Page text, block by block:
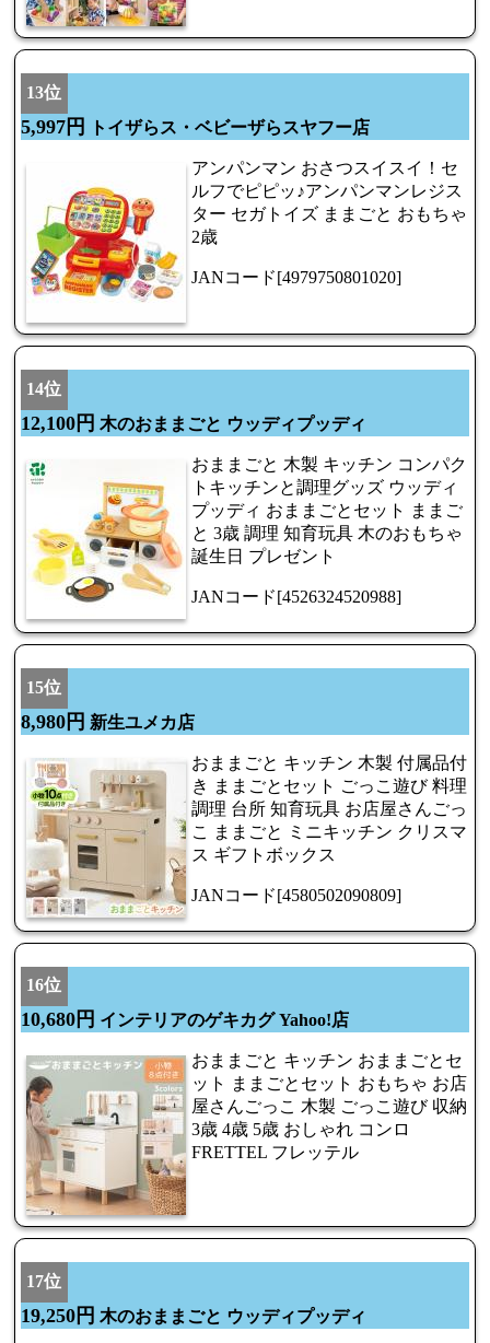
13位
5,997円 トイザらス・ベビーザらスヤフー店
アンパンマン おさつスイスイ！セ
ルフでピピッ♪アンパンマンレジス
ター セガトイズ ままごと おもちゃ
2歳
JANコード[4979750801020]
14位
12,100円 木のおままごと ウッディプッディ
おままごと 木製 キッチン コンパク
トキッチンと調理グッズ ウッディ
プッディ おままごとセット ままご
と 3歳 調理 知育玩具 木のおもちゃ
誕生日 プレゼント
JANコード[4526324520988]
15位
8,980円 新生ユメカ店
おままごと キッチン 木製 付属品付
き ままごとセット ごっこ遊び 料理
調理 台所 知育玩具 お店屋さんごっ
こ ままごと ミニキッチン クリスマ
ス ギフトボックス
JANコード[4580502090809]
16位
10,680円 インテリアのゲキカグ Yahoo!店
おままごと キッチン おままごとセ
ット ままごとセット おもちゃ お店
屋さんごっこ 木製 ごっこ遊び 収納
3歳 4歳 5歳 おしゃれ コンロ
FRETTEL フレッテル
17位
19,250円 木のおままごと ウッディプッディ